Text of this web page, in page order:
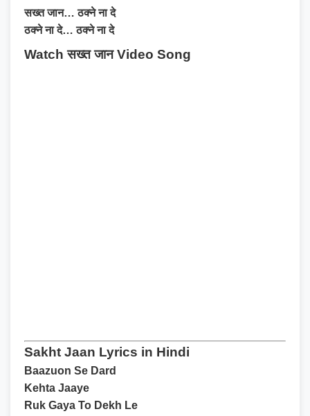
सख्त जान… ठक्ने ना दे
ठक्ने ना दे… ठक्ने ना दे
Watch सख्त जान Video Song
Sakht Jaan Lyrics in Hindi
Baazuon Se Dard
Kehta Jaaye
Ruk Gaya To Dekh Le